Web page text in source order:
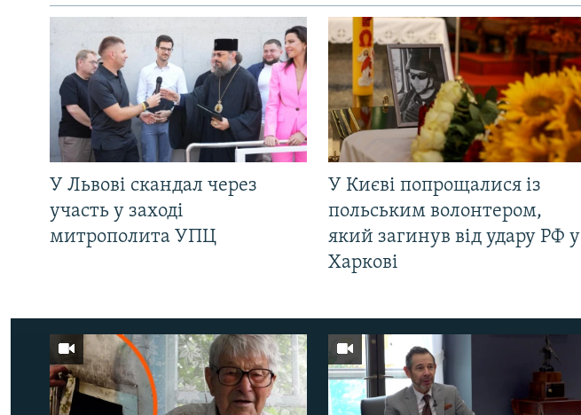
У Львові скандал через
участь у заході
митрополита УПЦ
У Києві попрощалися із
польським волонтером,
який загинув від удару РФ у
Харкові